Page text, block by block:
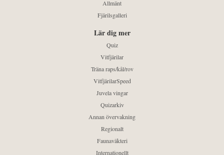
Allmänt
Fjärilsgalleri
Lär dig mer
Quiz
Vitfjärilar
Träna raps/kål/rov
VitfjärilarSpeed
Juvela vingar
Quizarkiv
Annan övervakning
Regionalt
Faunaväkteri
Internationellt